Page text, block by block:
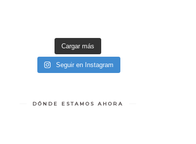
Cargar más
Seguir en Instagram
DÓNDE ESTAMOS AHORA